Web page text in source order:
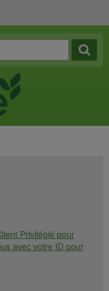
Privilégié pour
avec votre ID pour